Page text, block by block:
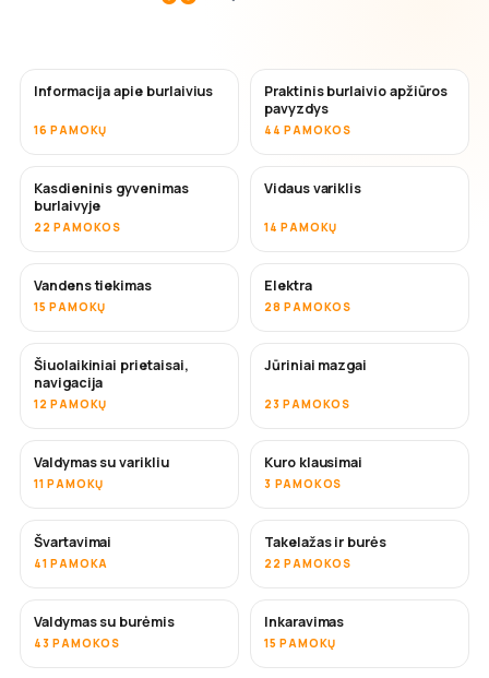
Informacija apie burlaivius
16 PAMOKŲ
Praktinis burlaivio apžiūros
pavyzdys
44 PAMOKOS
Kasdieninis gyvenimas
burlaivyje
22 PAMOKOS
Vidaus variklis
14 PAMOKŲ
Vandens tiekimas
15 PAMOKŲ
Elektra
28 PAMOKOS
Šiuolaikiniai prietaisai,
navigacija
12 PAMOKŲ
Jūriniai mazgai
23 PAMOKOS
Valdymas su varikliu
11 PAMOKŲ
Kuro klausimai
3 PAMOKOS
Švartavimai
41 PAMOKA
Takelažas ir burės
22 PAMOKOS
Valdymas su burėmis
43 PAMOKOS
Inkaravimas
15 PAMOKŲ